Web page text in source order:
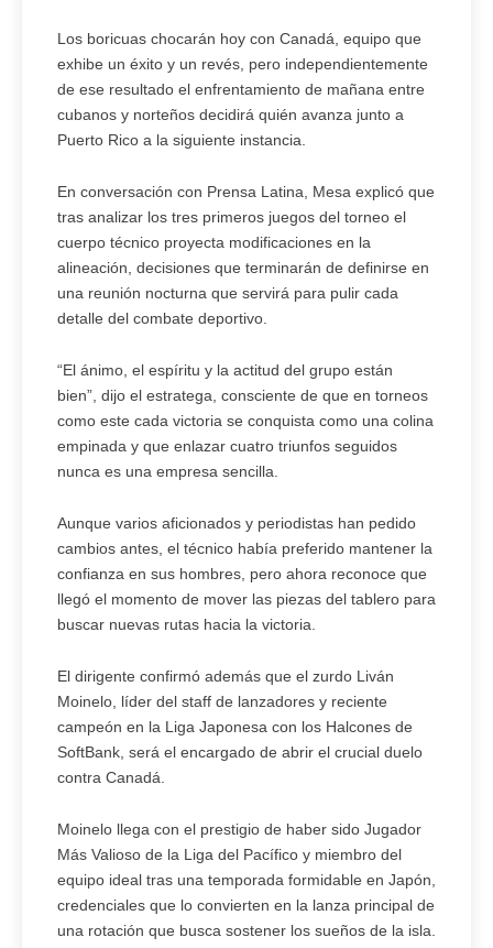
Los boricuas chocarán hoy con Canadá, equipo que
exhibe un éxito y un revés, pero independientemente
de ese resultado el enfrentamiento de mañana entre
cubanos y norteños decidirá quién avanza junto a
Puerto Rico a la siguiente instancia.
En conversación con Prensa Latina, Mesa explicó que
tras analizar los tres primeros juegos del torneo el
cuerpo técnico proyecta modificaciones en la
alineación, decisiones que terminarán de definirse en
una reunión nocturna que servirá para pulir cada
detalle del combate deportivo.
“El ánimo, el espíritu y la actitud del grupo están
bien”, dijo el estratega, consciente de que en torneos
como este cada victoria se conquista como una colina
empinada y que enlazar cuatro triunfos seguidos
nunca es una empresa sencilla.
Aunque varios aficionados y periodistas han pedido
cambios antes, el técnico había preferido mantener la
confianza en sus hombres, pero ahora reconoce que
llegó el momento de mover las piezas del tablero para
buscar nuevas rutas hacia la victoria.
El dirigente confirmó además que el zurdo Liván
Moinelo, líder del staff de lanzadores y reciente
campeón en la Liga Japonesa con los Halcones de
SoftBank, será el encargado de abrir el crucial duelo
contra Canadá.
Moinelo llega con el prestigio de haber sido Jugador
Más Valioso de la Liga del Pacífico y miembro del
equipo ideal tras una temporada formidable en Japón,
credenciales que lo convierten en la lanza principal de
una rotación que busca sostener los sueños de la isla.